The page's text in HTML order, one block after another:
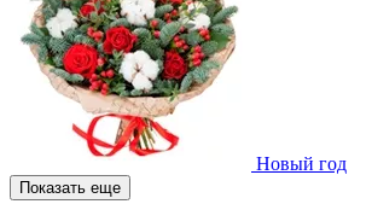
Новый год
Показать еще